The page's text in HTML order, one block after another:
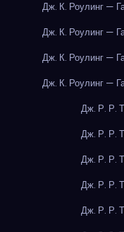
Дж. К. Роулинг —
Дж. К. Роулинг —
Дж. К. Роулинг —
Дж. К. Роулинг —
Дж. Р. Р.
Дж. Р. Р.
Дж. Р. Р.
Дж. Р. Р.
Дж. Р. Р.